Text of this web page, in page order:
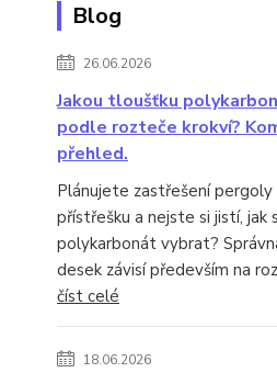
Blog
26.06.2026
Jakou tloušťku
podle rozteče krokví?
přehled.
Plánujete zastřešení pergoly
přístřešku a nejste si jistí, jak
polykarbonát vybrat?
desek závisí především na
číst celé
18.06.2026